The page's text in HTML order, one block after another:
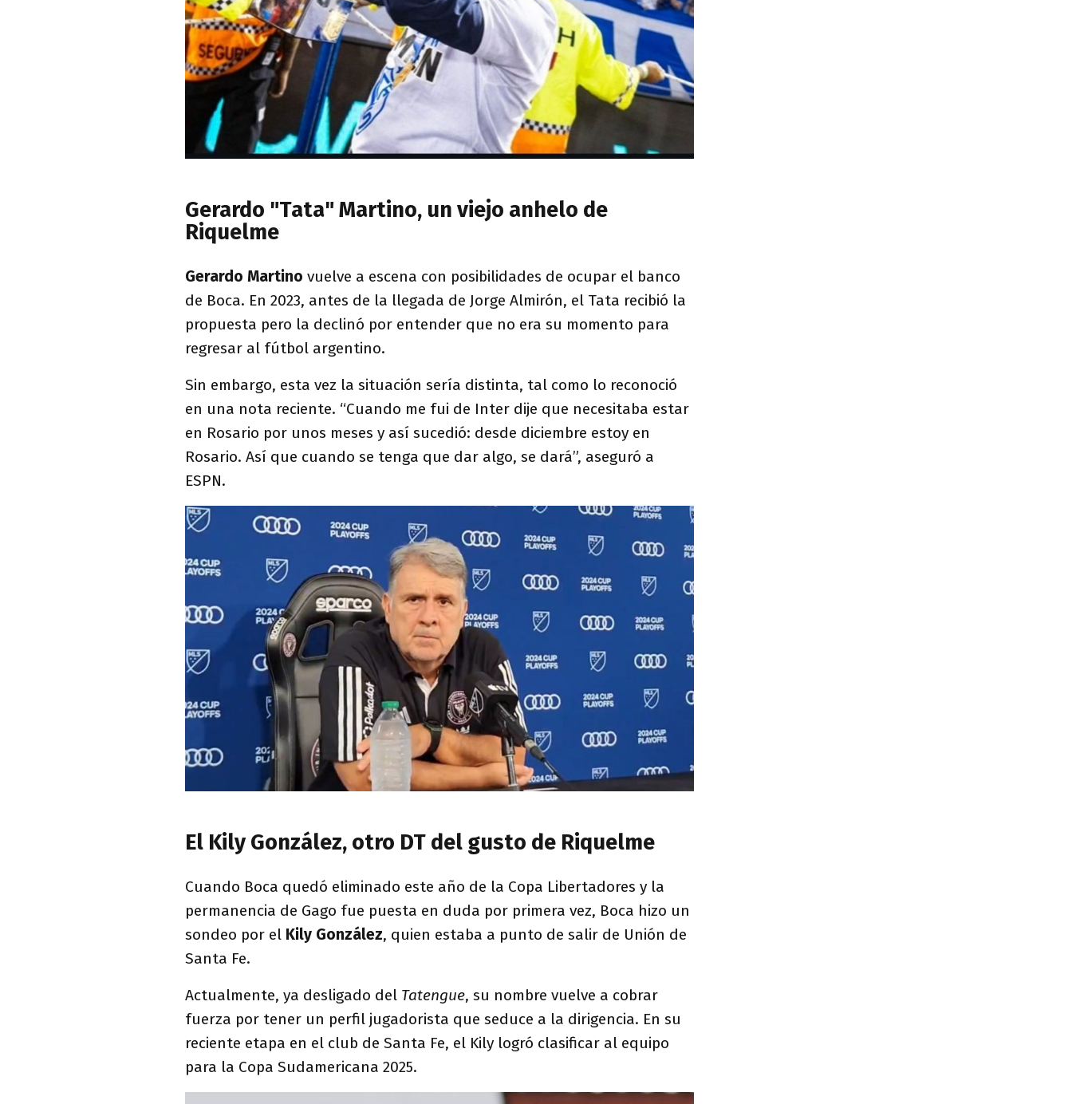
Gerardo "Tata" Martino, un viejo anhelo de
Riquelme
Gerardo Martino vuelve a escena con posibilidades de ocupar el banco
de Boca. En 2023, antes de la llegada de Jorge Almirón, el Tata recibió la
propuesta pero la declinó por entender que no era su momento para
regresar al fútbol argentino.
Sin embargo, esta vez la situación sería distinta, tal como lo reconoció
en una nota reciente. “Cuando me fui de Inter dije que necesitaba estar
en Rosario por unos meses y así sucedió: desde diciembre estoy en
Rosario. Así que cuando se tenga que dar algo, se dará”, aseguró a
ESPN.
El Kily González, otro DT del gusto de Riquelme
Cuando Boca quedó eliminado este año de la Copa Libertadores y la
permanencia de Gago fue puesta en duda por primera vez, Boca hizo un
sondeo por el Kily González, quien estaba a punto de salir de Unión de
Santa Fe.
Actualmente, ya desligado del Tatengue, su nombre vuelve a cobrar
fuerza por tener un perfil jugadorista que seduce a la dirigencia. En su
reciente etapa en el club de Santa Fe, el Kily logró clasificar al equipo
para la Copa Sudamericana 2025.